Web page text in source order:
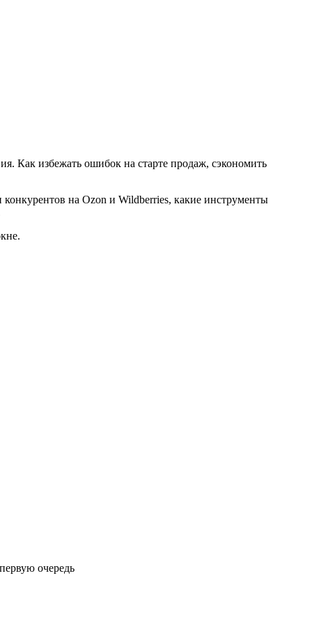
Как избежать ошибок на старте продаж, сэкономить
на Ozon и Wildberries, какие инструменты
очередь